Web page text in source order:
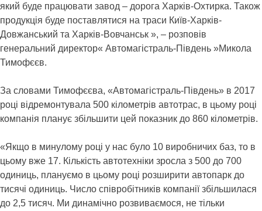
який буде працювати завод – дорога Харків-Охтирка. Також
продукція буде поставлятися на траси Київ-Харків-
Довжанський та Харків-Вовчанськ », – розповів
генеральний директор« Автомагістраль-Південь »Микола
Тимофєєв.
За словами Тимофєєва, «Автомагістраль-Південь» в 2017
році відремонтувала 500 кілометрів автотрас, в цьому році
компанія планує збільшити цей показник до 860 кілометрів.
«Якщо в минулому році у нас було 10 виробничих баз, то в
цьому вже 17. Кількість автотехніки зросла з 500 до 700
одиниць, плануємо в цьому році розширити автопарк до
тисячі одиниць. Число співробітників компанії збільшилася
до 2,5 тисяч. Ми динамічно розвиваємося, не тільки